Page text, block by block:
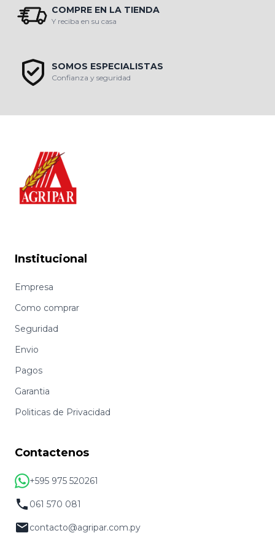
COMPRE EN LA TIENDA
Y reciba en su casa
SOMOS ESPECIALISTAS
Confianza y seguridad
Institucional
Empresa
Como comprar
Seguridad
Envio
Pagos
Garantia
Politicas de Privacidad
Contactenos
+595 975 520261
061 570 081
contacto@agripar.com.py